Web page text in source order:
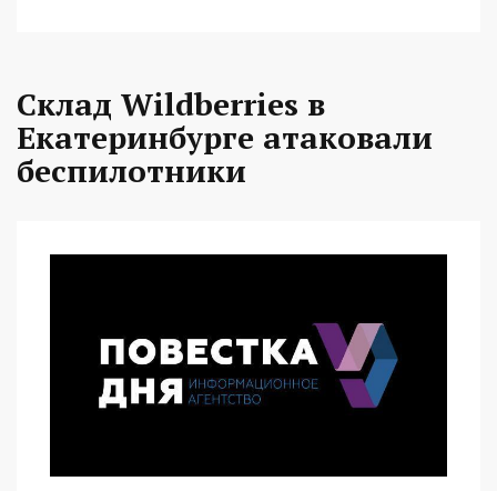
Склад Wildberries в
Екатеринбурге атаковали
беспилотники